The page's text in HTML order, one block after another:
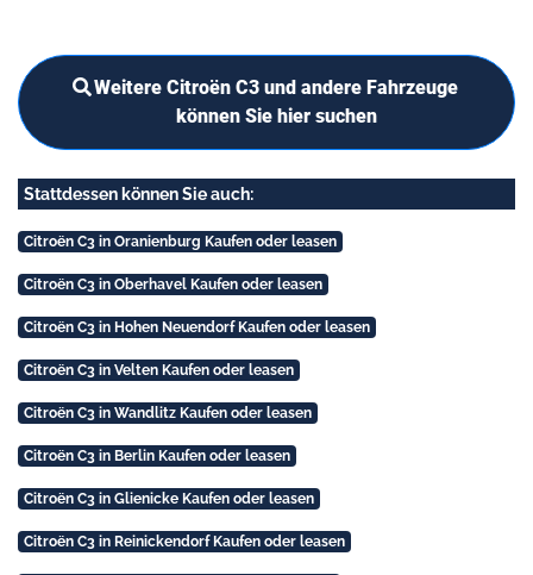
Weitere Citroën C3 und andere Fahrzeuge
können Sie hier suchen
Stattdessen können Sie auch:
Citroën C3 in Oranienburg Kaufen oder leasen
Citroën C3 in Oberhavel Kaufen oder leasen
Citroën C3 in Hohen Neuendorf Kaufen oder leasen
Citroën C3 in Velten Kaufen oder leasen
Citroën C3 in Wandlitz Kaufen oder leasen
Citroën C3 in Berlin Kaufen oder leasen
Citroën C3 in Glienicke Kaufen oder leasen
Citroën C3 in Reinickendorf Kaufen oder leasen